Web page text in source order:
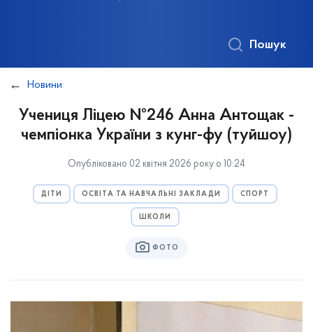
Пошук
Новини
Учениця Ліцею №246 Анна Антощак -
чемпіонка України з кунг-фу (туйшоу)
Опубліковано 02 квітня 2026 року о 10:24
ДІТИ ОСВІТА ТА НАВЧАЛЬНІ ЗАКЛАДИ СПОРТ
ШКОЛИ
ФОТО